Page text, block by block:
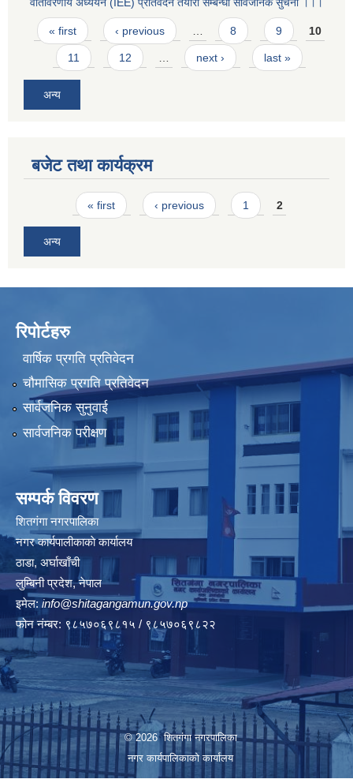
वातावरणीय अध्ययन (IEE) प्रतिवेदन तयारी सम्बन्धी सार्वजनिक सुचना ।।।
Pages
« first ‹ previous … 8 9 10
11 12 … next › last »
अन्य
बजेट तथा कार्यक्रम
Pages« first ‹ previous 1 2
अन्य
रिपोर्टहरु
वार्षिक प्रगति प्रतिवेदन
चौमासिक प्रगति प्रतिवेदन
सार्वजनिक सुनुवाई
सार्वजनिक परीक्षण
सम्पर्क विवरण
शितगंगा नगरपालिका
नगर कार्यपालीकाकाे कार्यालय
ठाडा, अर्घाखाँची
लुम्बिनी प्रदेश, नेपाल
इमेल: info@shitagangamun.gov.np
फोन नंम्बर: ९८५७०६९८१५ / ९८५७०६९८२२
© 2026 शितगंगा नगरपालिका
नगर कार्यपालिकाकाे कार्यालय